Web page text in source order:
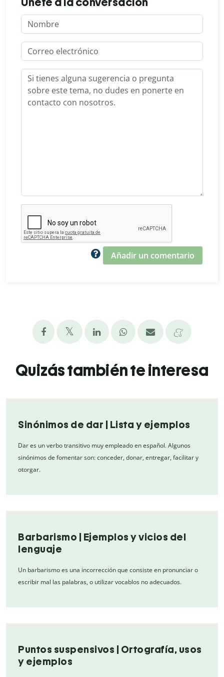
Añadir un comentario
Quizás también te interesa
Sinónimos de dar | Lista y ejemplos
Dar es un verbo transitivo muy empleado en español. Algunos
sinónimos de fomentar son: conceder, donar, entregar, facilitar y
otorgar.
Barbarismo | Ejemplos y vicios del
lenguaje
Un barbarismo es una incorrección que consiste en pronunciar o
escribir mal las palabras, o utilizar vocablos no adecuados.
Puntos suspensivos | Ortografía, usos
y ejemplos